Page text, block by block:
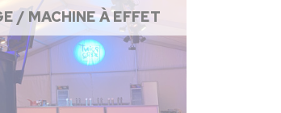
/ MACHINE À EFFET